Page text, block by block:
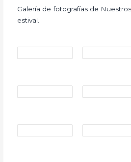
Galería de fotografías de
estival.